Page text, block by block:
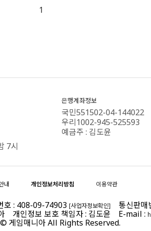
1
7시
은행계좌정보
국민551502-04-144022
우리1002-945-525593
예금주 : 김도윤
내 개인정보처리방침 이용약관
호 : 408-09-74903 [사업자정보확인]
통신판매
개인정보 보호 책임자 : 김도윤 E-mail :
게임매니아 All Rights Reserved.